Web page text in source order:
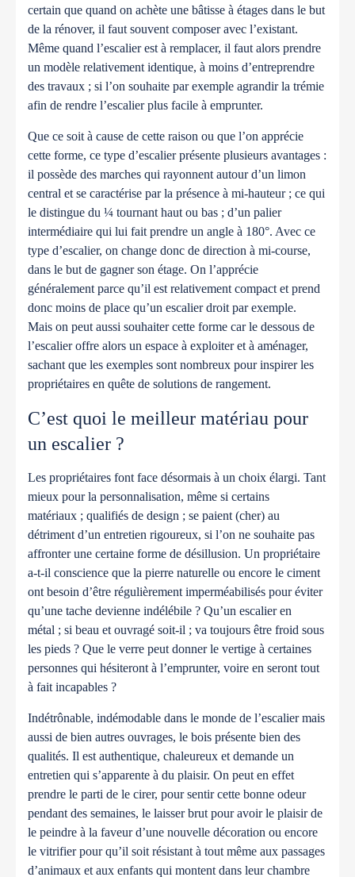
certain que quand on achète une bâtisse à étages dans le but
de la rénover, il faut souvent composer avec l’existant.
Même quand l’escalier est à remplacer, il faut alors prendre
un modèle relativement identique, à moins d’entreprendre
des travaux ; si l’on souhaite par exemple agrandir la trémie
afin de rendre l’escalier plus facile à emprunter.
Que ce soit à cause de cette raison ou que l’on apprécie
cette forme, ce type d’escalier présente plusieurs avantages :
il possède des marches qui rayonnent autour d’un limon
central et se caractérise par la présence à mi-hauteur ; ce qui
le distingue du ¼ tournant haut ou bas ; d’un palier
intermédiaire qui lui fait prendre un angle à 180°. Avec ce
type d’escalier, on change donc de direction à mi-course,
dans le but de gagner son étage. On l’apprécie
généralement parce qu’il est relativement compact et prend
donc moins de place qu’un escalier droit par exemple.
Mais on peut aussi souhaiter cette forme car le dessous de
l’escalier offre alors un espace à exploiter et à aménager,
sachant que les exemples sont nombreux pour inspirer les
propriétaires en quête de solutions de rangement.
C’est quoi le meilleur matériau pour
un escalier ?
Les propriétaires font face désormais à un choix élargi. Tant
mieux pour la personnalisation, même si certains
matériaux ; qualifiés de design ; se paient (cher) au
détriment d’un entretien rigoureux, si l’on ne souhaite pas
affronter une certaine forme de désillusion. Un propriétaire
a-t-il conscience que la pierre naturelle ou encore le ciment
ont besoin d’être régulièrement imperméabilisés pour éviter
qu’une tache devienne indélébile ? Qu’un escalier en
métal ; si beau et ouvragé soit-il ; va toujours être froid sous
les pieds ? Que le verre peut donner le vertige à certaines
personnes qui hésiteront à l’emprunter, voire en seront tout
à fait incapables ?
Indétrônable, indémodable dans le monde de l’escalier mais
aussi de bien autres ouvrages, le bois présente bien des
qualités. Il est authentique, chaleureux et demande un
entretien qui s’apparente à du plaisir. On peut en effet
prendre le parti de le cirer, pour sentir cette bonne odeur
pendant des semaines, le laisser brut pour avoir le plaisir de
le peindre à la faveur d’une nouvelle décoration ou encore
le vitrifier pour qu’il soit résistant à tout même aux passages
d’animaux et aux enfants qui montent dans leur chambre